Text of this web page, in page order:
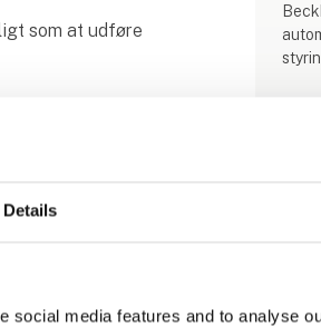
Details
social media features and to analyse
som at udføre
værktøjs- eller
movere.
• I/
•
•